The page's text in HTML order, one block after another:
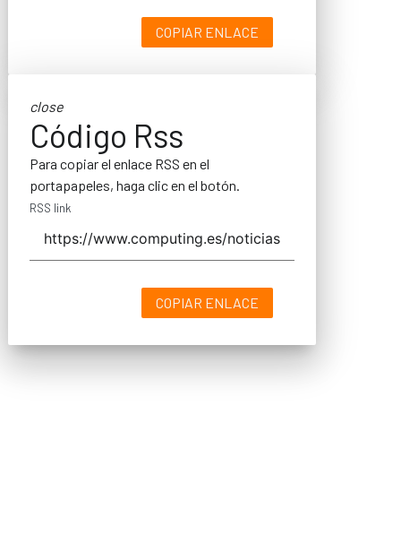
COPIAR ENLACE
close
Código Rss
Para copiar el enlace RSS en el
portapapeles, haga clic en el botón.
RSS link
COPIAR ENLACE